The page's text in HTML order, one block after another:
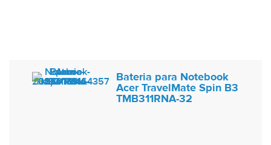
Bateria para Notebook
Acer TravelMate Spin B3
TMB311RNA-32